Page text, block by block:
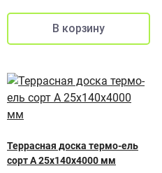
Террасная доска термо-ель
сорт А 25x140x4000 мм